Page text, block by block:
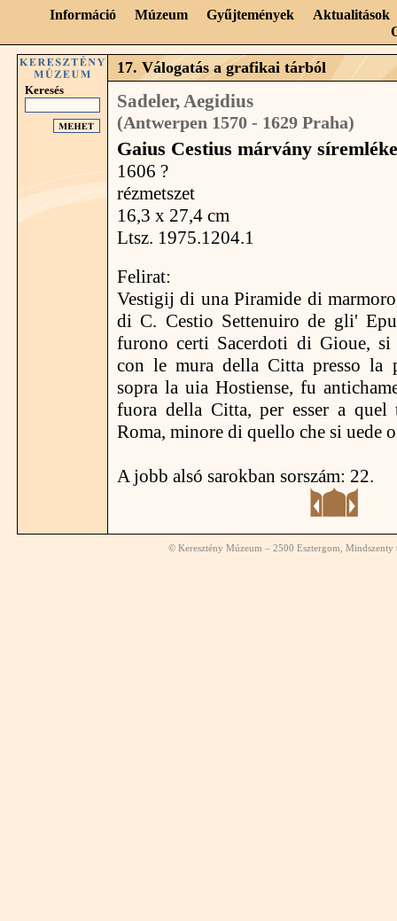
Információ Múzeum Gyűjtemények
Aktualitások
Keresés
17. Válogatás a grafikai tárból
Sadeler, Aegidius
(Antwerpen 1570 - 1629 Praha)
Gaius Cestius márvány síremléke
1606 ?
rézmetszet
16,3 x 27,4 cm
Ltsz. 1975.1204.1
Felirat:
Vestigij di una Piramide di
di C. Cestio Settenuiro de gli'
furono certi Sacerdoti di Gioue, si
con le mura della Citta presso la
sopra la uia Hostiense, fu
fuora della Citta, per esser a
Roma, minore di quello che si uede
A jobb alsó sarokban sorszám: 22.
© Keresztény Múzeum – 2500 Esztergom,